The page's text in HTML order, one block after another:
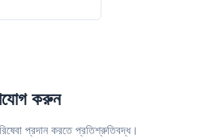
করুন
প্রদান করতে প্রতিশ্রুতিবদ্ধ।